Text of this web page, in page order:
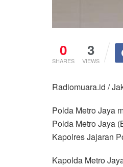
0
SHARES
3
VIEWS
Radiomuara.id /
Polda Metro Jaya
Polda Metro Jaya
Kapolres Jajaran
Kapolda Metro